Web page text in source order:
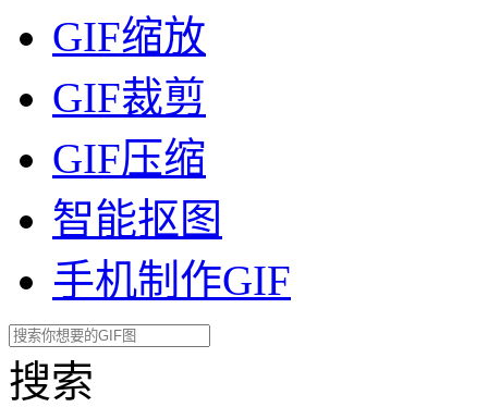
GIF缩放
GIF裁剪
GIF压缩
智能抠图
手机制作GIF
搜索